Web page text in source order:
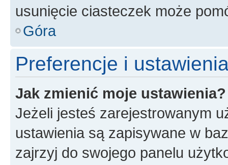
usunięcie ciasteczek może
Góra
Preferencje i
Jak zmienić moje ustawienia?
Jeżeli jesteś zarejestrowanym
ustawienia są zapisywane w
zajrzyj do swojego panelu